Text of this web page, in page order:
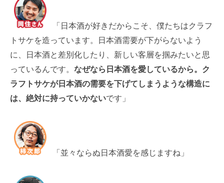
「日本酒が好きだからこそ、僕たちはクラフ
トサケを造っています。日本酒需要が下がらないよう
に、日本酒と差別化したり、新しい客層を掴みたいと思
っているんです。 なぜなら日本酒を愛しているから。ク
ラフトサケが日本酒の需要を下げてしまうような構造に
は、絶対に持っていかないです」
「並々ならぬ日本酒愛を感じますね」